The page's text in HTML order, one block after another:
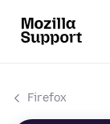
Firefox